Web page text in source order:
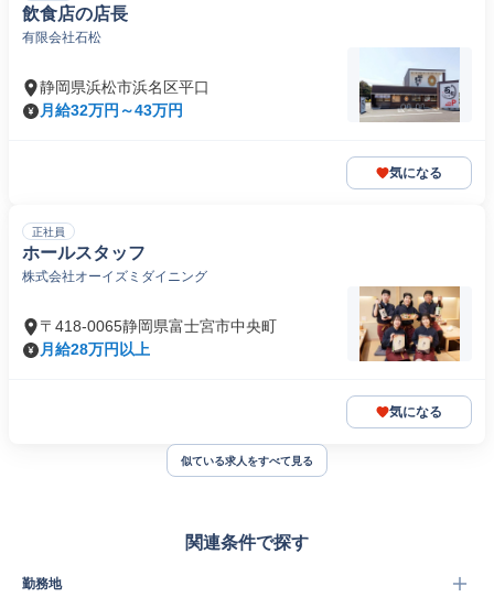
飲食店の店長
有限会社石松
静岡県浜松市浜名区平口
月給32万円～43万円
気になる
正社員
ホールスタッフ
株式会社オーイズミダイニング
〒418-0065静岡県富士宮市中央町
月給28万円以上
気になる
似ている求人をすべて見る
関連条件で探す
勤務地